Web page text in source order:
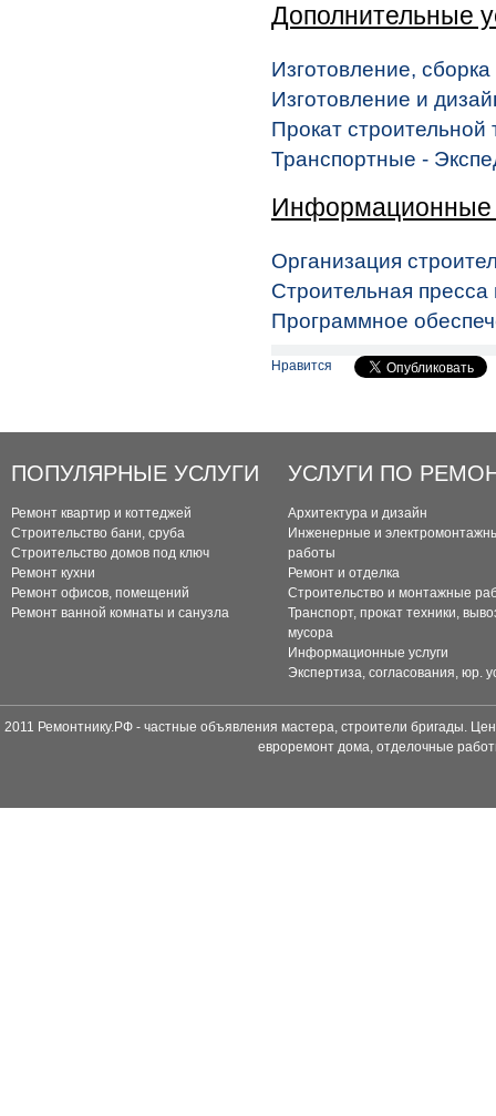
Дополнительные
Изготовление,
Изготовление и
Прокат строительной
Транспортные -
Информационные
Организация
Строительная пресса
Программное
Нравится
ПОПУЛЯРНЫЕ УСЛУГИ
Ремонт квартир и коттеджей
Строительство бани, сруба
Строительство домов под ключ
Ремонт кухни
Ремонт офисов, помещений
Ремонт ванной комнаты и санузла
УСЛУГИ ПО
Архитектура и дизайн
Инженерные и
работы
Ремонт и отделка
Строительство и монтажные
Транспорт, прокат техники,
мусора
Информационные услуги
Экспертиза, согласования, юр.
2011 Ремонтнику.РФ - частные объявления мастера, строители бригады.
евроремонт дома, отделочные